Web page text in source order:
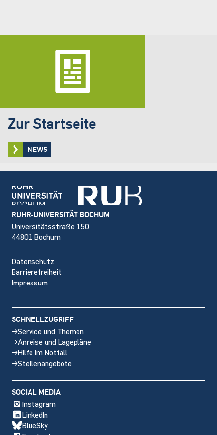
Zur Startseite
NEWS
Footer
RUHR-UNIVERSITÄT BOCHUM
Universitätsstraße 150
44801 Bochum
Datenschutz
Barrierefreiheit
Impressum
SCHNELLZUGRIFF
Service und Themen
Anreise und Lagepläne
Hilfe im Notfall
Stellenangebote
SOCIAL MEDIA
Instagram
LinkedIn
BlueSky